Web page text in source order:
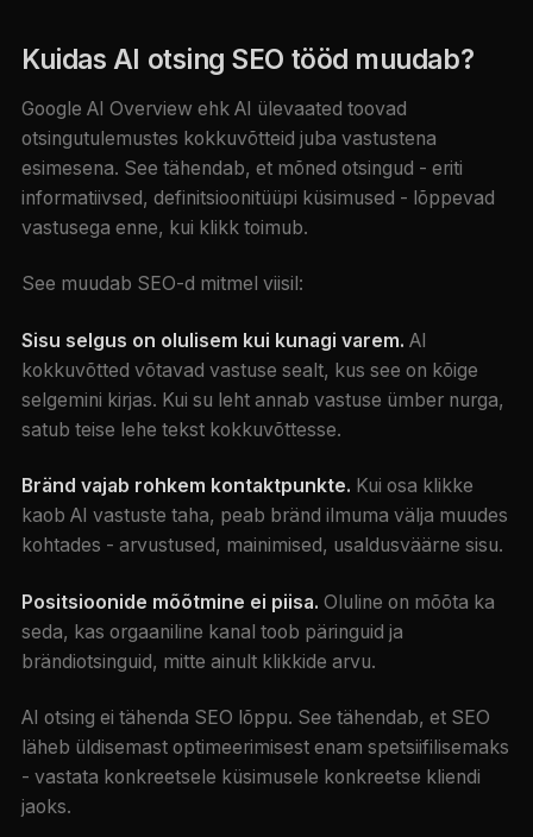
Kuidas AI otsing SEO tööd muudab?
Google AI Overview ehk AI ülevaated toovad
otsingutulemustes kokkuvõtteid juba vastustena
esimesena. See tähendab, et mõned otsingud - eriti
informatiivsed, definitsioonitüüpi küsimused - lõppevad
vastusega enne, kui klikk toimub.
See muudab SEO-d mitmel viisil:
Sisu selgus on olulisem kui kunagi varem. AI
kokkuvõtted võtavad vastuse sealt, kus see on kõige
selgemini kirjas. Kui su leht annab vastuse ümber nurga,
satub teise lehe tekst kokkuvõttesse.
Bränd vajab rohkem kontaktpunkte. Kui osa klikke
kaob AI vastuste taha, peab bränd ilmuma välja muudes
kohtades - arvustused, mainimised, usaldusväärne sisu.
Positsioonide mõõtmine ei piisa. Oluline on mõõta ka
seda, kas orgaaniline kanal toob päringuid ja
brändiotsinguid, mitte ainult klikkide arvu.
AI otsing ei tähenda SEO lõppu. See tähendab, et SEO
läheb üldisemast optimeerimisest enam spetsiifilisemaks
- vastata konkreetsele küsimusele konkreetse kliendi
jaoks.